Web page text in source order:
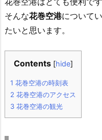
そんな花巻空港について
たいと思います。
Contents [hide]
1 花巻空港の時刻表
2 花巻空港のアクセス
3 花巻空港の観光